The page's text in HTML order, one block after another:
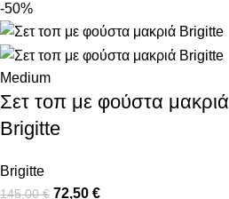
-50%
Medium
Σετ τοπ με φούστα μακριά
Brigitte
Brigitte
145,00€ 72,50 €